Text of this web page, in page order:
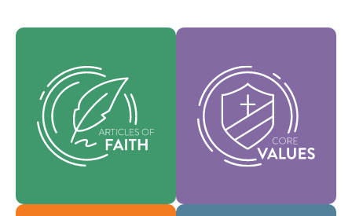
Nuestros Artículos de
creencias
fundamentales y
establecen las
verdades esenciales
que guían cada área
de práctica.
Nuestros Valores
constituyen la esencia
de nuestra identidad,
respaldan la visión de
nuestra denominación
y ayudan a dar forma a
nuestra cultura.
global de fe, se nos ha